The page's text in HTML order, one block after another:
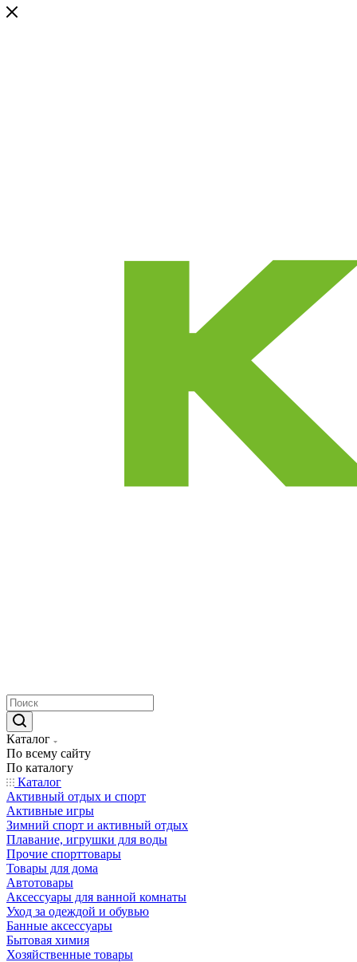
Каталог
По всему сайту
По каталогу
Каталог
Активный отдых и спорт
Активные игры
Зимний спорт и активный отдых
Плавание, игрушки для воды
Прочие спорттовары
Товары для дома
Автотовары
Аксессуары для ванной комнаты
Уход за одеждой и обувью
Банные аксессуары
Бытовая химия
Хозяйственные товары